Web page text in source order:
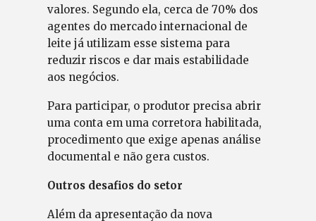
valores. Segundo ela, cerca de 70% dos
agentes do mercado internacional de
leite já utilizam esse sistema para
reduzir riscos e dar mais estabilidade
aos negócios.
Para participar, o produtor precisa abrir
uma conta em uma corretora habilitada,
procedimento que exige apenas análise
documental e não gera custos.
Outros desafios do setor
Além da apresentação da nova